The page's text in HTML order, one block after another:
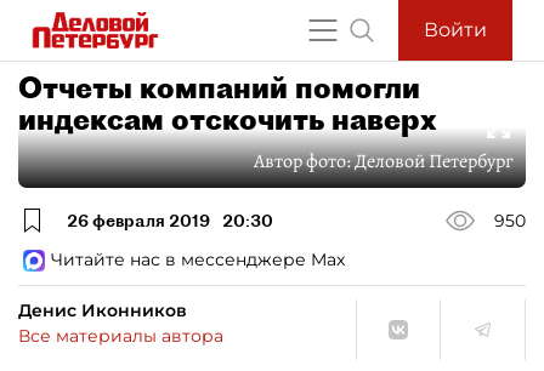
Войти
Отчеты компаний помогли
индексам отскочить наверх
Автор фото:Деловой Петербург
26 февраля 2019 20:30
950
Читайте нас в мессенджере Max
Денис Иконников
Все материалы автора